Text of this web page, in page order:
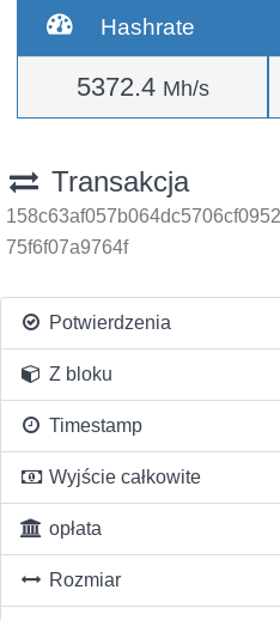
Hashrate
5372.4 Mh/s
Transakcja
75f6f07a9764f
Potwierdzenia
Z bloku
Timestamp
Wyjście całkowite
opłata
Rozmiar